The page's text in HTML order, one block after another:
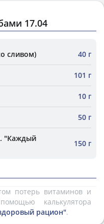
17.04
сливом) 40 г
101 г
10 г
50 г
"Каждый
150 г
потерь витаминов и
калькулятора
рацион".